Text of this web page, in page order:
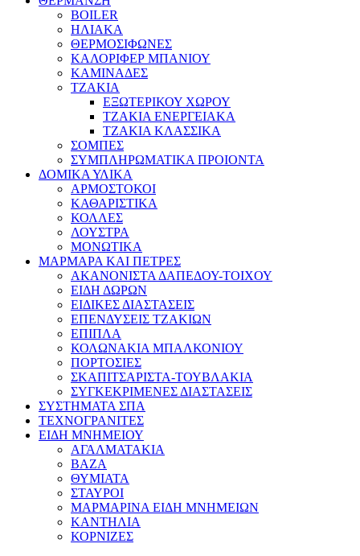
BOILER
ΗΛΙΑΚΑ
ΘΕΡΜΟΣΙΦΩΝΕΣ
ΚΑΛΟΡΙΦΕΡ ΜΠΑΝΙΟΥ
ΚΑΜΙΝΑΔΕΣ
ΤΖΑΚΙΑ
ΕΞΩΤΕΡΙΚΟΥ ΧΩΡΟΥ
ΤΖΑΚΙΑ ΕΝΕΡΓΕΙΑΚΑ
ΤΖΑΚΙΑ ΚΛΑΣΣΙΚΑ
ΣΟΜΠΕΣ
ΣΥΜΠΛΗΡΩΜΑΤΙΚΑ ΠΡΟΙΟΝΤΑ
ΔΟΜΙΚΑ ΥΛΙΚΑ
ΑΡΜΟΣΤΟΚΟΙ
ΚΑΘΑΡΙΣΤΙΚΑ
ΚΟΛΛΕΣ
ΛΟΥΣΤΡΑ
ΜΟΝΩΤΙΚΑ
ΜΑΡΜΑΡΑ ΚΑΙ ΠΕΤΡΕΣ
ΑΚΑΝΟΝΙΣΤΑ ΔΑΠΕΔΟΥ-ΤΟΙΧΟΥ
ΕΙΔΗ ΔΩΡΩΝ
ΕΙΔΙΚΕΣ ΔΙΑΣΤΑΣΕΙΣ
ΕΠΕΝΔΥΣΕΙΣ ΤΖΑΚΙΩΝ
ΕΠΙΠΛΑ
ΚΟΛΩΝΑΚΙΑ ΜΠΑΛΚΟΝΙΟΥ
ΠΟΡΤΟΣΙΕΣ
ΣΚΑΠΙΤΣΑΡΙΣΤΑ-ΤΟΥΒΛΑΚΙΑ
ΣΥΓΚΕΚΡΙΜΕΝΕΣ ΔΙΑΣΤΑΣΕΙΣ
ΣΥΣΤΗΜΑΤΑ ΣΠΑ
ΤΕΧΝΟΓΡΑΝΙΤΕΣ
ΕΙΔΗ ΜΝΗΜΕΙΟΥ
ΑΓΑΛΜΑΤΑΚΙΑ
ΒΑΖΑ
ΘΥΜΙΑΤΑ
ΣΤΑΥΡΟΙ
ΜΑΡΜΑΡΙΝΑ ΕΙΔΗ ΜΝΗΜΕΙΩΝ
ΚΑΝΤΗΛΙΑ
ΚΟΡΝΙΖΕΣ